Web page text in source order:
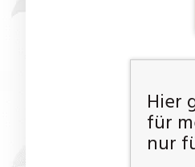
Hier
für
nur